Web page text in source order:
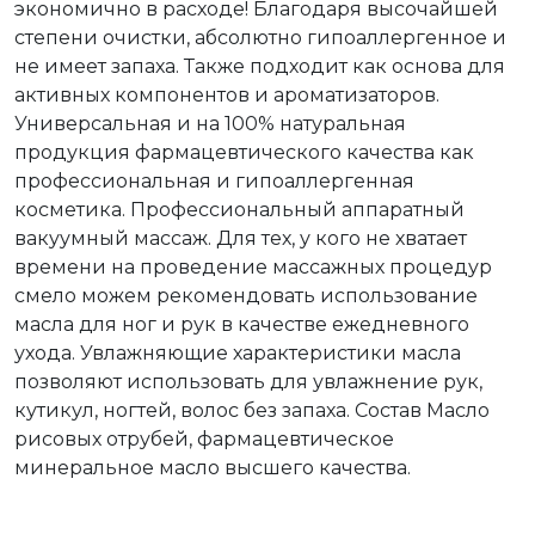
экономично в расходе! Благодаря высочайшей
степени очистки, абсолютно гипоаллергенное и
не имеет запаха. Также подходит как основа для
активных компонентов и ароматизаторов.
Универсальная и на 100% натуральная
продукция фармацевтического качества как
профессиональная и гипоаллергенная
косметика. Профессиональный аппаратный
вакуумный массаж. Для тех, у кого не хватает
времени на проведение массажных процедур
смело можем рекомендовать использование
масла для ног и рук в качестве ежедневного
ухода. Увлажняющие характеристики масла
позволяют использовать для увлажнение рук,
кутикул, ногтей, волос без запаха. Состав Масло
рисовых отрубей, фармацевтическое
минеральное масло высшего качества.